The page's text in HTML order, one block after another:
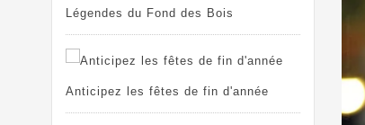
Légendes du Fond des Bois
Anticipez les fêtes de fin d'année